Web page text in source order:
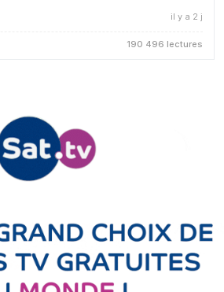
il y a 2 j
190 496 lectures